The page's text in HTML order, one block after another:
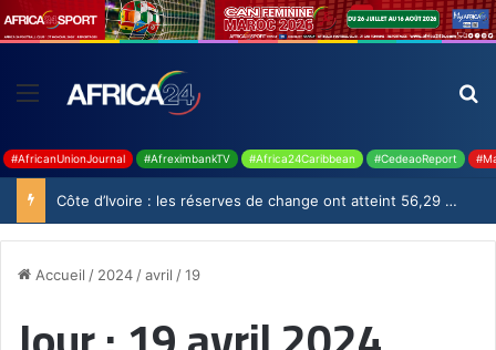
#AfricanUnionJournal #AfreximbankTV #Africa24Caribbean #CedeaoReport
Côte d’Ivoire : les réserves de change ont atteint 56,29 milliards USD en juillet
Accueil / 2024 /avril /19